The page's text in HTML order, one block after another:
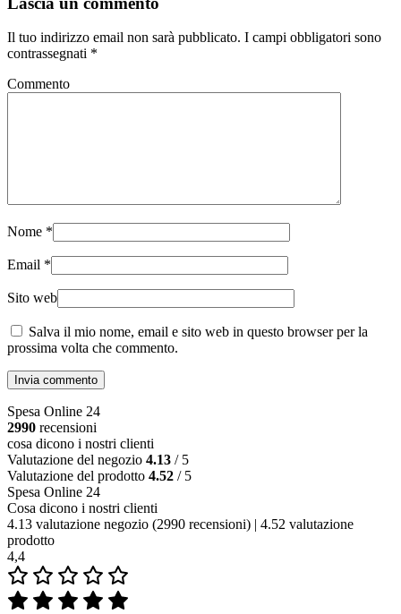
Il tuo indirizzo email non sarà pubblicato. I campi obbligatori sono
contrassegnati *
Commento
Nome *
Email *
Sito web
Salva il mio nome, email e sito web in questo browser per la
prossima volta che commento.
Invia commento
Spesa Online 24
2990 recensioni
cosa dicono i nostri clienti
Valutazione del negozio 4.13 / 5
Valutazione del prodotto 4.52 / 5
Spesa Online 24
Cosa dicono i nostri clienti
4.13 valutazione negozio (2990 recensioni) | 4.52 valutazione
prodotto
4,4